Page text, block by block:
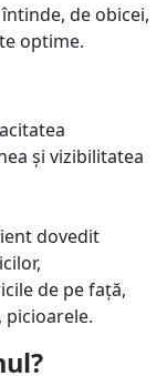
de obicei,
optime.
și vizibilitatea
dovedit
de pe față,
picioarele.